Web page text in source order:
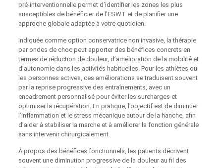
pré‑interventionnelle permet d’identifier les zones les plus
susceptibles de bénéficier de l’ESWT et de planifier une
approche globale adaptée à votre quotidien.
Indiquée comme option conservatrice non invasive, la thérapie
par ondes de choc peut apporter des bénéfices concrets en
termes de réduction de douleur, d’amélioration de la mobilité et
d’autonomie dans les activités habituelles. Pour les athlètes ou
les personnes actives, ces améliorations se traduisent souvent
par la reprise progressive des entraînements, avec un
encadrement personnalisé pour éviter les surcharges et
optimiser la récupération. En pratique, l’objectif est de diminuer
l’inflammation et le stress mécanique autour de la hanche, afin
d’aider à stabiliser la marche et à améliorer la fonction générale
sans intervenir chirurgicalement.
À propos des bénéfices fonctionnels, les patients décrivent
souvent une diminution progressive de la douleur au fil des